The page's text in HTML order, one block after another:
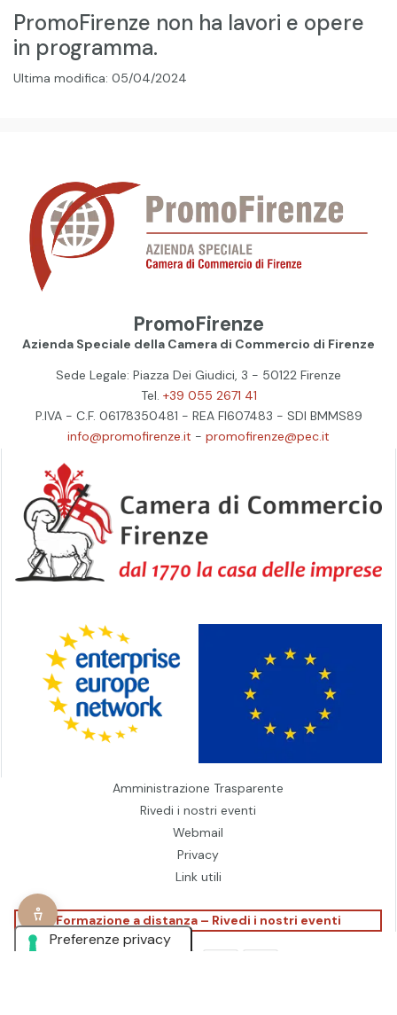
PromoFirenze non ha lavori e opere
in programma.
Ultima modifica: 05/04/2024
PromoFirenze
Azienda Speciale della Camera di Commercio di Firenze
Sede Legale: Piazza Dei Giudici, 3 - 50122 Firenze
Tel. +39 055 2671 41
P.IVA - C.F. 06178350481 - REA FI607483 - SDI BMMS89
info@promofirenze.it - promofirenze@pec.it
Amministrazione Trasparente
Rivedi i nostri eventi
Webmail
Privacy
Link utili
Formazione a distanza – Rivedi i nostri eventi